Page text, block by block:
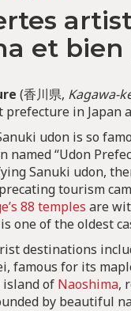
et
(香川県, Kagawa-
in Japan
udon is so
named “Udon
Sanuki udon,
tourism
88 temples are
is one of the oldest
destinations
famous for its
of Naoshima,
by beautiful